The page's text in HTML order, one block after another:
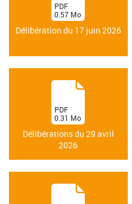
Délibération du 17 juin 2026
(PDF
0.57 Mo
)
Délibérations du 29 avril
2026
(PDF
0.31 Mo
)